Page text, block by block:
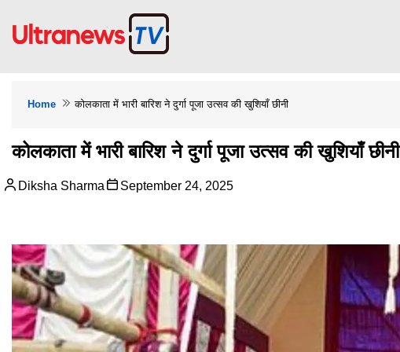
Home कोलकाता में भारी बारिश ने दुर्गा पूजा उत्सव की खुशियाँ छीनी
कोलकाता में भारी बारिश ने दुर्गा पूजा उत्सव की खुशियाँ छीनी
Diksha Sharma September 24, 2025